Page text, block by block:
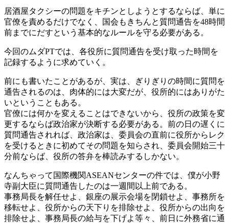
居酒屋タクシーの問題をキチンとしようとするならば、単に
官僚を責めるだけでなく、国会もきちんと質問通告を48時間
前までにだすという基本的なルールを守る必要がある。
今回のムダPTでは、各役所に質問通告を受け取った時間を
記録するように求めていく。
前にも書いたことがあるが、実は、ぎりぎりの時間に質問を
通告されるのは、肉体的には大変だが、役所的にはありがた
いということもある。
官僚には何かを変えることはできないから、役所の政策を変
更するならば政治家が決断する必要がある。前の日の遅くに
質問通告されれば、政治家は、委員会の直前に役所からレク
を受けるときに初めてその問題を知らされ、委員会開始三十
分前ならば、役所の答弁を棒読みするしかない。
なんちゃって国際機関ASEANセンターの件では、僕が小野
寺副大臣に質問通告したのは一週間以上前である。
事務局長を解任せよ、銀座の展示会場を閉鎖せよ、事務所を
移転せよ、役所からの天下りを排除せよ、役所からの出向を
排除せよ、事務局長の給与を下げよ等々、前日に外務省に通